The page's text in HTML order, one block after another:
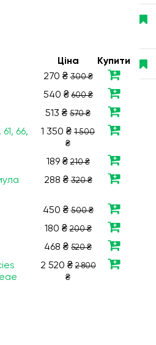
Ціна
Купити
270 ₴300 ₴
540 ₴600 ₴
513 ₴ 570 ₴
66,
1 350 ₴ 1 500
₴
189 ₴210 ₴
288 ₴320 ₴
450 ₴500 ₴
180 ₴200 ₴
468 ₴ 520 ₴
2 520 ₴2 800
₴